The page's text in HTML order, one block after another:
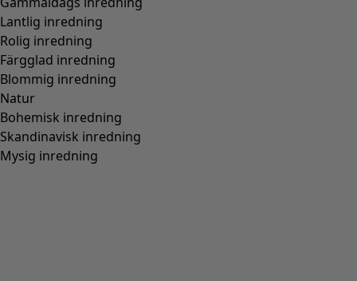
Lantlig inredning
Rolig inredning
Färgglad inredning
Blommig inredning
Natur
Bohemisk inredning
Skandinavisk inredning
Mysig inredning